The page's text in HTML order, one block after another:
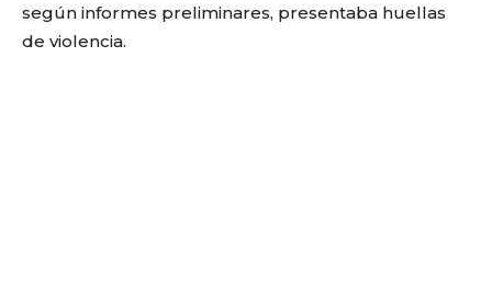
según informes preliminares, presentaba huellas
de violencia.